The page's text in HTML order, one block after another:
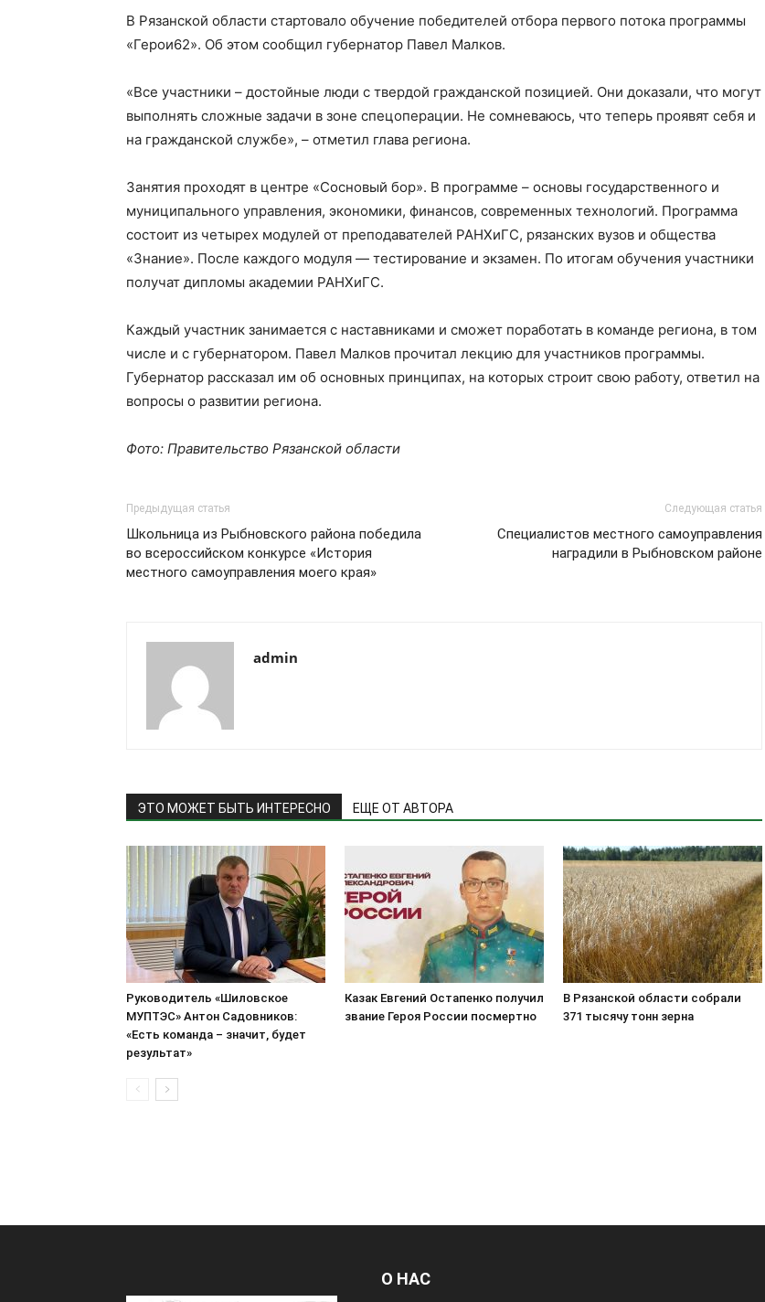
В Рязанской области стартовало обучение победителей отбора первого потока программы
«Герои62». Об этом сообщил губернатор Павел Малков.
«Все участники – достойные люди с твердой гражданской позицией. Они доказали, что могут
выполнять сложные задачи в зоне спецоперации. Не сомневаюсь, что теперь проявят себя и
на гражданской службе», – отметил глава региона.
Занятия проходят в центре «Сосновый бор». В программе – основы государственного и
муниципального управления, экономики, финансов, современных технологий. Программа
состоит из четырех модулей от преподавателей РАНХиГС, рязанских вузов и общества
«Знание». После каждого модуля — тестирование и экзамен. По итогам обучения участники
получат дипломы академии РАНХиГС.
Каждый участник занимается с наставниками и сможет поработать в команде региона, в том
числе и с губернатором. Павел Малков прочитал лекцию для участников программы.
Губернатор рассказал им об основных принципах, на которых строит свою работу, ответил на
вопросы о развитии региона.
Фото: Правительство Рязанской области
Предыдущая статья
Школьница из Рыбновского района победила
во всероссийском конкурсе «История
местного самоуправления моего края»
Следующая статья
Специалистов местного самоуправления
наградили в Рыбновском районе
admin
ЭТО МОЖЕТ БЫТЬ ИНТЕРЕСНО ЕЩЕ ОТ АВТОРА
Руководитель «Шиловское
МУПТЭС» Антон Садовников:
«Есть команда – значит, будет
результат»
Казак Евгений Остапенко получил
звание Героя России посмертно
В Рязанской области собрали
371 тысячу тонн зерна
О НАС